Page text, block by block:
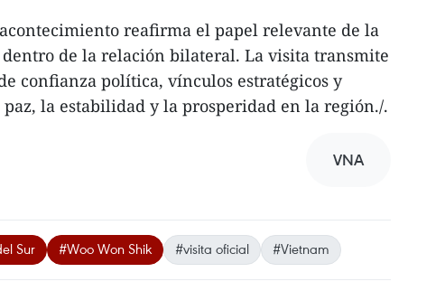
reafirma el papel relevante de la
de la relación bilateral. La visita transmite
confianza política, vínculos estratégicos y
la estabilidad y la prosperidad en la región./.
VNA
Sur #Woo Won Shik #visita oficial #Vietnam